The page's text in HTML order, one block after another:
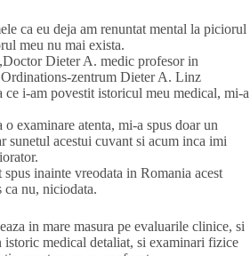
ca eu deja am renuntat mental la piciorul
meu nu mai exista.
Dieter A. medic profesor in
zentrum Dieter A. Linz
ce i-am povestit istoricul meu medical, mi-a
examinare atenta, mi-a spus doar un
sunetul acestui cuvant si acum inca imi
inainte vreodata in Romania acest
ca nu, niciodata.
in mare masura pe evaluarile clinice, si
medical detaliat, si examinari fizice